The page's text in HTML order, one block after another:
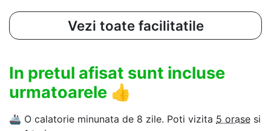
Vezi toate facilitatile
In pretul afisat sunt incluse
urmatoarele 👍
🚢 O calatorie minunata de 8 zile. Poti vizita 5 orase si